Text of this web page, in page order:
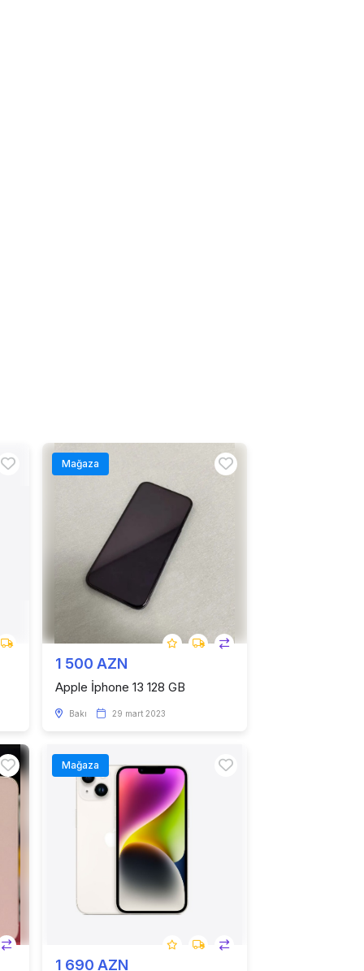
Mağaza
1 500 AZN
Apple İphone 13 128 GB
Bakı 29 mart 2023
Mağaza
1 690 AZN